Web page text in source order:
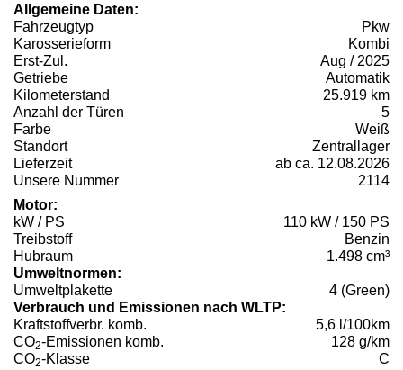
Allgemeine Daten:
Fahrzeugtyp
Pkw
Karosserieform
Kombi
Erst-Zul.
Aug / 2025
Getriebe
Automatik
Kilometerstand
25.919 km
Anzahl der Türen
5
Farbe
Weiß
Standort
Zentrallager
Lieferzeit
ab ca. 12.08.2026
Unsere Nummer
2114
Motor:
kW / PS
110 kW / 150 PS
Treibstoff
Benzin
Hubraum
1.498 cm³
Umweltnormen:
Umweltplakette
4 (Green)
Verbrauch und Emissionen nach WLTP:
Kraftstoffverbr. komb.
5,6 l/100km
CO2-Emissionen komb.
128 g/km
CO2-Klasse C